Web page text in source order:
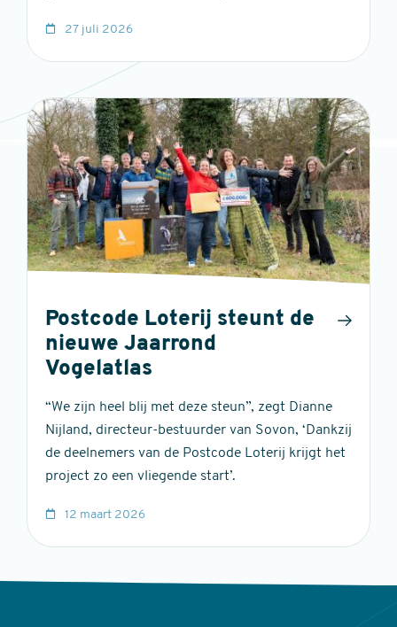
27 juli 2026
Postcode Loterij steunt de
nieuwe Jaarrond
Vogelatlas
“We zijn heel blij met deze steun”, zegt Dianne
Nijland, directeur-bestuurder van Sovon, ‘Dankzij
de deelnemers van de Postcode Loterij krijgt het
project zo een vliegende start’.
12 maart 2026